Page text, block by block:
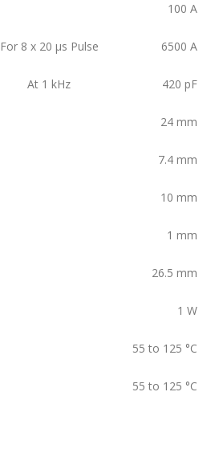
100 A
For 8 x 20 μs Pulse 6500 A
At 1 kHz 420 pF
24 mm
7.4 mm
10 mm
1 mm
26.5 mm
1 W
55 to 125 °C
55 to 125 °C